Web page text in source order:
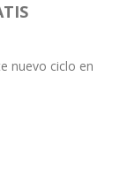
nuevo ciclo en